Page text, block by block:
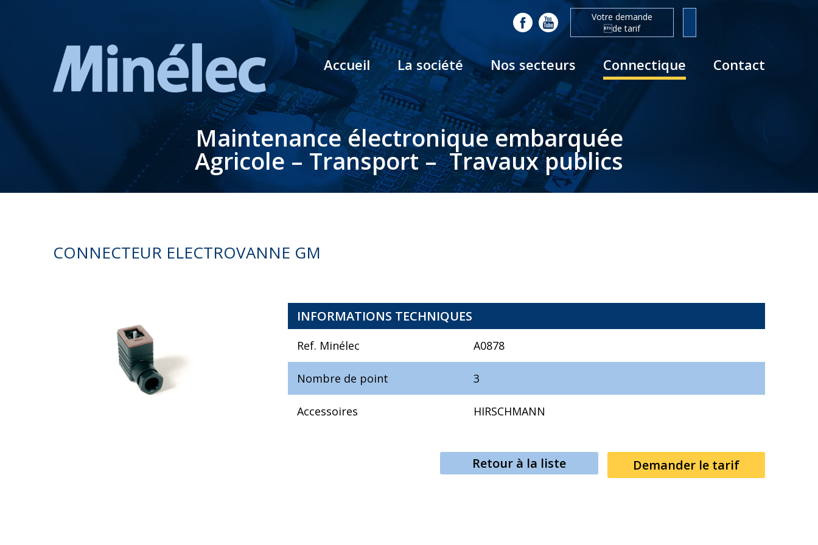
Votre demande
de tarif
Accueil La société Nos secteurs Connectique Contact
Maintenance électronique embarquée
Agricole – Transport – Travaux publics
CONNECTEUR ELECTROVANNE GM
INFORMATIONS TECHNIQUES
Ref. Minélec A0878
Nombre de point 3
Accessoires HIRSCHMANN
Retour à la liste Demander le tarif